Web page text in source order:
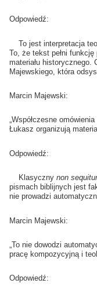
Odpowiedź:
To jest interpretacja
To, że tekst pełni
materiału historycznego.
Majewskiego, która
Marcin Majewski:
„Współczesne
Łukasz organizują
Odpowiedź:
Klasycznynon
pismach biblijnych jest
nie prowadzi
Marcin Majewski:
„To nie dowodzi
pracę kompozycyjną i
Odpowiedź: